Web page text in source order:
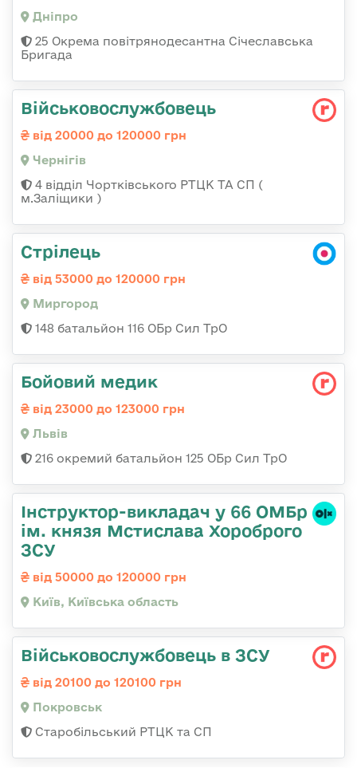
Дніпро
25 Окрема повітрянодесантна Січеславська
Бригада
Військовослужбовець
від 20000 до 120000 грн
Чернігів
4 відділ Чортківського РТЦК ТА СП (
м.Заліщики )
Стрілець
від 53000 до 120000 грн
Миргород
148 батальйон 116 ОБр Сил ТрО
Бойовий медик
від 23000 до 123000 грн
Львів
216 окремий батальйон 125 ОБр Сил ТрО
Інструктор-викладач у 66 ОМБр
ім. князя Мстислава Хороброго
ЗСУ
від 50000 до 120000 грн
Київ, Київська область
Військовослужбовець в ЗСУ
від 20100 до 120100 грн
Покровськ
Старобільський РТЦК та СП